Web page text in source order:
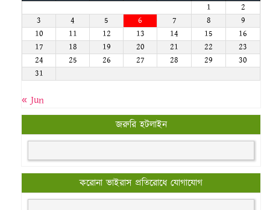
1
2
3
4 5 6 7 8
9
10
11 12 13 14 15
16
17
18 19 20 21 22
23
24
25 26 27 28 29
30
31
« Jun
জরুরি হটলাইন
করোনা ভাইরাস প্রতিরোধে যোগাযোগ